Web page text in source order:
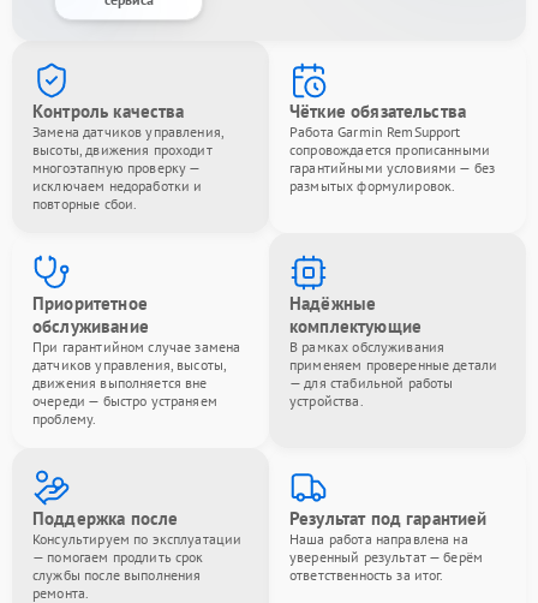
Контроль качества
Замена датчиков управления,
высоты, движения проходит
многоэтапную проверку —
исключаем недоработки и
повторные сбои.
Чёткие обязательства
Работа Garmin RemSupport
сопровождается прописанными
гарантийными условиями — без
размытых формулировок.
Приоритетное
обслуживание
При гарантийном случае замена
датчиков управления, высоты,
движения выполняется вне
очереди — быстро устраняем
проблему.
Надёжные
комплектующие
В рамках обслуживания
применяем проверенные детали
— для стабильной работы
устройства.
Поддержка после
Консультируем по эксплуатации
— помогаем продлить срок
службы после выполнения
ремонта.
Результат под гарантией
Наша работа направлена на
уверенный результат — берём
ответственность за итог.